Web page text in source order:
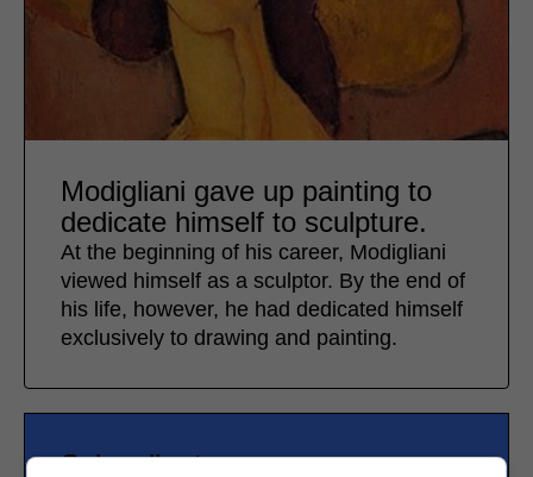
Modigliani gave up painting to
dedicate himself to sculpture.
At the beginning of his career, Modigliani
viewed himself as a sculptor. By the end of
his life, however, he had dedicated himself
exclusively to drawing and painting.
Subscribe to our